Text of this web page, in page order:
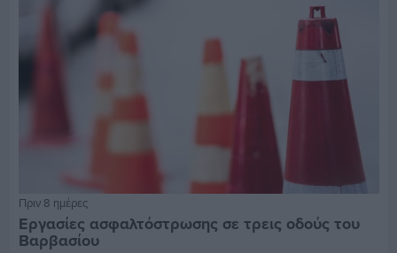
Πριν 8 ημέρες
Εργασίες ασφαλτόστρωσης σε τρεις οδούς του
Βαρβασίου